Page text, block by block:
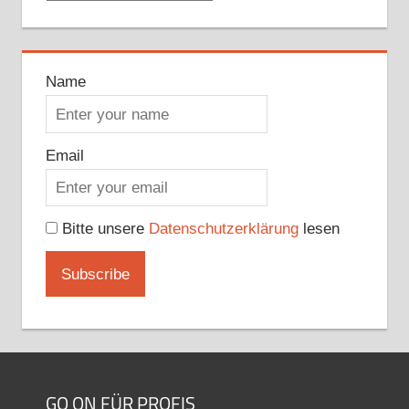
Name
Email
Bitte unsere Datenschutzerklärunglesen